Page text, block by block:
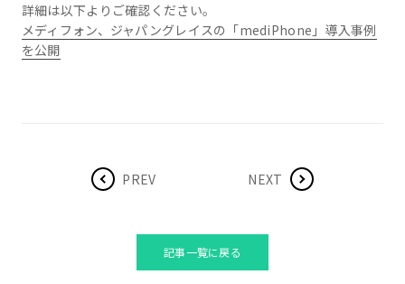
詳細は以下よりご確認ください。
メディフォン、ジャパングレイスの「mediPhone」導入事例
を公開
PREV NEXT
記事一覧に戻る